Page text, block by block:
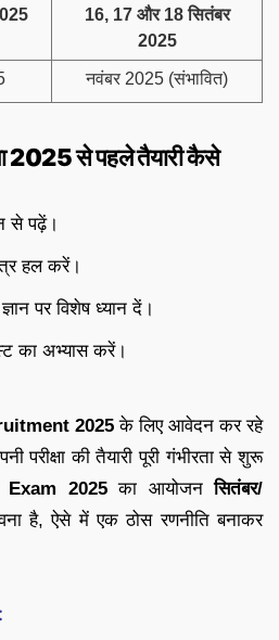
16, 17 और 18 सितंबर
2025
नवंबर 2025 (संभावित)
2025 से पहले तैयारी कैसे
से पढ़ें।
हल करें।
पर विशेष ध्यान दें।
का अभ्यास करें।
2025 के लिए आवेदन कर रहे
की तैयारी पूरी गंभीरता से शुरू
2025का आयोजनसितंबर/
है, ऐसे में एक ठोस रणनीति बनाकर